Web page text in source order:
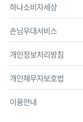
하나소비자세상
손님우대서비스
개인정보처리방침
개인채무자보호법
이용안내